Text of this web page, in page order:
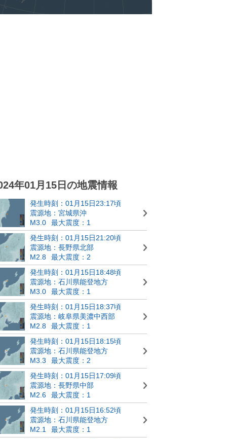
年01月15日の地震情報
発生時刻：01月15日23:17頃
震源地：宮城県沖
M3.0
最大震度：1
発生時刻：01月15日21:20頃
震源地：長野県北部
M2.8
最大震度：2
発生時刻：01月15日18:48頃
震源地：石川県能登地方
M3.0
最大震度：1
発生時刻：01月15日18:37頃
震源地：岐阜県美濃中西部
M2.8
最大震度：1
発生時刻：01月15日18:15頃
震源地：石川県能登地方
M3.3
最大震度：2
発生時刻：01月15日17:09頃
震源地：長野県中部
M2.6
最大震度：1
発生時刻：01月15日16:52頃
震源地：石川県能登地方
M2.1
最大震度：1